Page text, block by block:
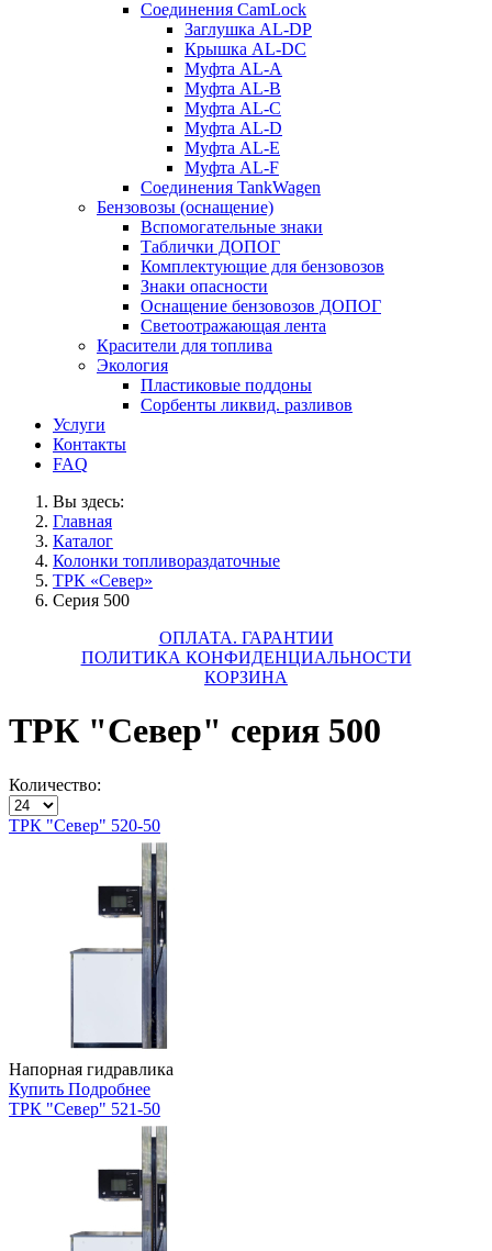
Соединения CamLock
Заглушка AL-DP
Крышка AL-DC
Муфта AL-A
Муфта AL-B
Муфта AL-C
Муфта AL-D
Муфта AL-E
Муфта AL-F
Соединения TankWagen
Бензовозы (оснащение)
Вспомогательные знаки
Таблички ДОПОГ
Комплектующие для бензовозов
Знаки опасности
Оснащение бензовозов ДОПОГ
Светоотражающая лента
Красители для топлива
Экология
Пластиковые поддоны
Сорбенты ликвид. разливов
Услуги
Контакты
FAQ
Вы здесь:
Главная
Каталог
Колонки топливораздаточные
ТРК «Север»
Серия 500
ОПЛАТА. ГАРАНТИИ
ПОЛИТИКА КОНФИДЕНЦИАЛЬНОСТИ
КОРЗИНА
ТРК "Север" серия 500
Количество:
ТРК "Север" 520-50
Напорная гидравлика
Купить Подробнее
ТРК "Север" 521-50